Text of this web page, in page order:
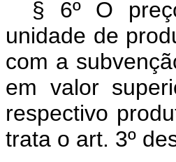
§ 6º O
unidade de
com a
em valor
respectivo
trata o art. 3º